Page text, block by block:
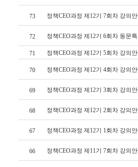
73 정책CEO과정 제12기 7회차 강의
72 정책CEO과정 제12기 6회차 동문
71 정책CEO과정 제12기 5회차 강의
70 정책CEO과정 제12기 4회차 강의
69 정책CEO과정 제12기 3회차 강의
68 정책CEO과정 제12기 2회차 강의
67 정책CEO과정 제12기 1회차 강의
66 정책CEO과정 제11기 7회차 강의